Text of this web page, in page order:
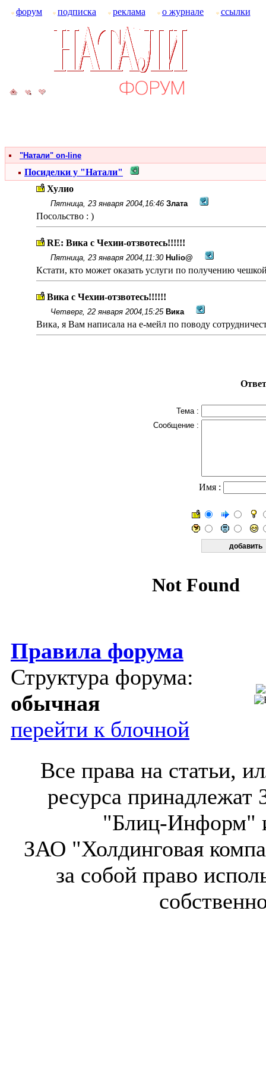
форум подписка реклама о журнале ссылки
"Натали" on-line
Посиделки у "Натали"
Хулио
Пятница, 23 января 2004,16:46 Злата
Посольство : )
RE: Вика с Чехии-отзвотесь!!!!!!
Пятница, 23 января 2004,11:30 Hulio@
Кстати, кто может оказать услуги по получению
Вика с Чехии-отзвотесь!!!!!!
Четверг, 22 января 2004,15:25 Вика
Вика, я Вам написала на е-мейл по поводу
Тема :
Сообщение :
Имя :
Правила форума
Структура форума:
обычная
перейти к блочной
Все права на статьи,
ресурса
"Блиц-Информ"
ЗАО "Холдинговая
за собой право